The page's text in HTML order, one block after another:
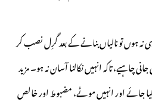
نہ ہوں تو نالیاں بنانے کے بعد گرِل نصب کر
تاکہ انہیں نکالنا آسان نہ ہو۔ مزید
جائے اور انہیں موٹے، مضبوط اور خالص